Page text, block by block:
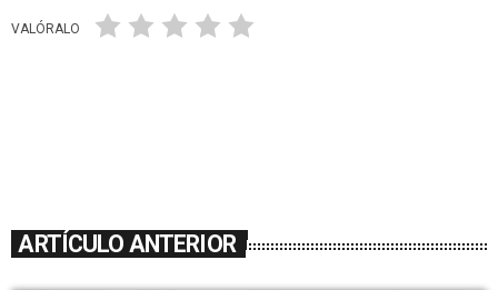
VALÓRALO
ARTÍCULO ANTERIOR